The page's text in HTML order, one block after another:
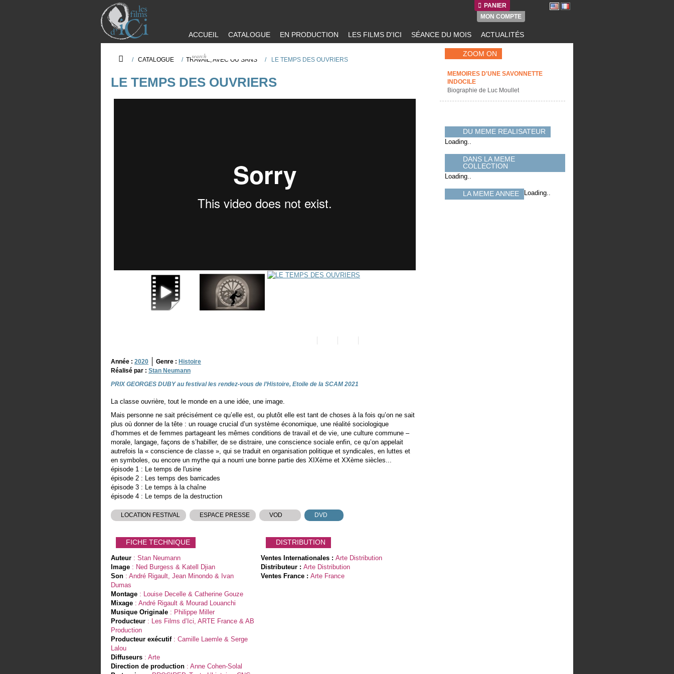
PANIER
MON COMPTE
ACCUEIL CATALOGUE EN PRODUCTION LES FILMS D'ICI SÉANCE DU MOIS ACTUALITÉS
/ CATALOGUE / TRAVAIL, AVEC OU SANS / LE TEMPS DES OUVRIERS
LE TEMPS DES OUVRIERS
Année : 2020 Genre : Histoire
Réalisé par : Stan Neumann
PRIX GEORGES DUBY au festival les rendez-vous de l’Histoire, Etoile de la SCAM 2021
La classe ouvrière, tout le monde en a une idée, une image.
Mais personne ne sait précisément ce qu’elle est, ou plutôt elle est tant de choses à la fois qu’on ne sait
plus où donner de la tête : un rouage crucial d’un système économique, une réalité sociologique
d’hommes et de femmes partageant les mêmes conditions de travail et de vie, une culture commune –
morale, langage, façons de s’habiller, de se distraire, une conscience sociale enfin, ce qu’on appelait
autrefois la « conscience de classe », qui se traduit en organisation politique et syndicales, en luttes et
en symboles, ou encore un mythe qui a nourri une bonne partie des XIXème et XXème siècles...
épisode 1 : Le temps de l'usine
épisode 2 : Les temps des barricades
épisode 3 : Le temps à la chaîne
épisode 4 : Le temps de la destruction
LOCATION FESTIVAL ESPACE PRESSE VOD DVD
FICHE TECHNIQUE
Auteur : Stan Neumann
Image : Ned Burgess & Katell Djian
Son : André Rigault, Jean Minondo & Ivan
Dumas
Montage : Louise Decelle & Catherine Gouze
Mixage : André Rigault & Mourad Louanchi
Musique Originale : Philippe Miller
Producteur : Les Films d’Ici, ARTE France & AB
Production
Producteur exécutif: Camille Laemle & Serge
Lalou
Diffuseurs : Arte
Direction de production : Anne Cohen-Solal
DISTRIBUTION
Ventes Internationales : Arte Distribution
Distributeur : Arte Distribution
Ventes France : Arte France
ZOOM ON
MEMOIRES D'UNE SAVONNETTE
INDOCILE
Biographie de Luc Moullet
DU MEME REALISATEUR
Loading..
DANS LA MEME
COLLECTION
Loading..
LA MEME ANNEE Loading..